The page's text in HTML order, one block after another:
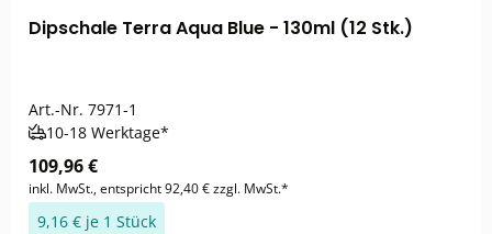
Dipschale Terra Aqua Blue - 130ml (12 Stk.)
Art.-Nr. 7971-1
10-18 Werktage*
109,96 €
inkl. MwSt., entspricht 92,40 € zzgl. MwSt.*
9,16 € je 1 Stück